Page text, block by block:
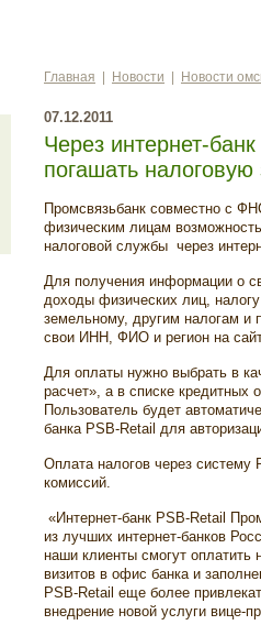
Главная Новости Новости
07.12.2011
Через интернет-
погашать
Промсвязьбанк совместно с
физическим лицам
налоговой службы через
Для получения информации о
доходы физических лиц,
земельному, другим налогам и
свои ИНН, ФИО и регион на
Для оплаты нужно выбрать в
расчет», а в списке кредитных
Пользователь будет
банка PSB-Retail для
Оплата налогов через систему
комиссий.
«Интернет-банк PSB-Retail
из лучших интернет-банков
наши клиенты смогут оплатить
визитов в офис банка и
PSB-Retail еще более
внедрение новой услуги вице-